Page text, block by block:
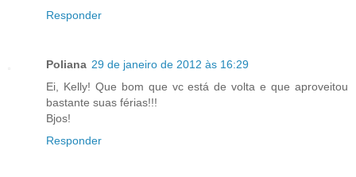
Responder
Poliana 29 de janeiro de 2012 às 16:29
Ei, Kelly! Que bom que vc está de volta e que aproveitou
bastante suas férias!!!
Bjos!
Responder